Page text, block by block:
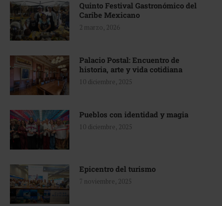
Quinto Festival Gastronómico del
Caribe Mexicano
2 marzo, 2026
Palacio Postal: Encuentro de
historia, arte y vida cotidiana
10 diciembre, 2025
Pueblos con identidad y magia
10 diciembre, 2025
Epicentro del turismo
7 noviembre, 2025